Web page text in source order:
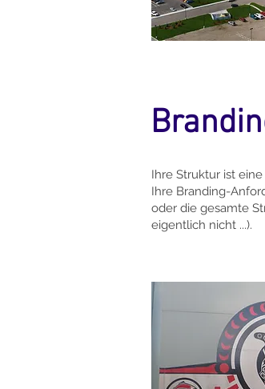
Ihre Struktur ist
Ihre Branding-
oder die gesamte
eigentlich nicht ...).